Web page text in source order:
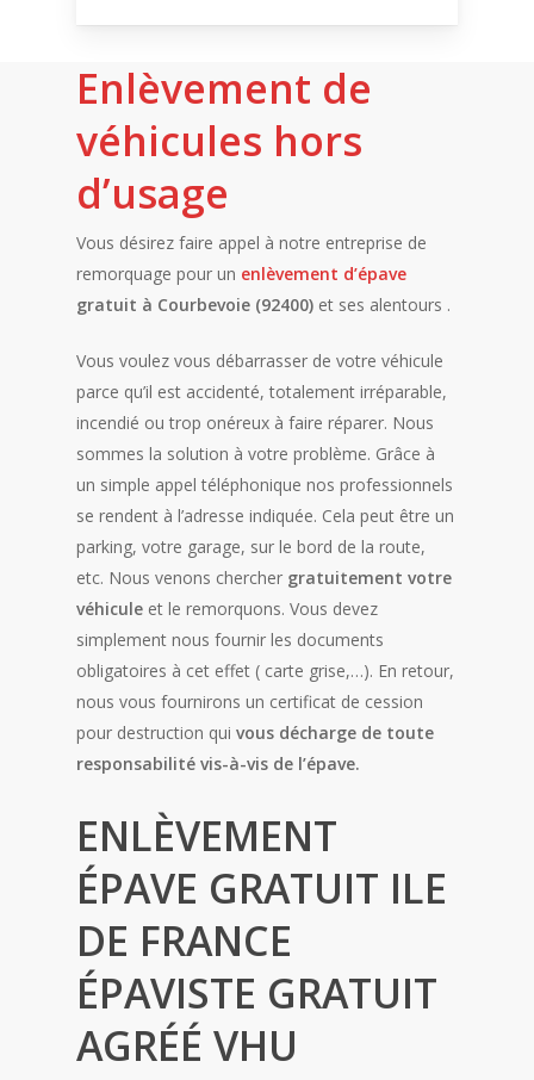
Enlèvement de
véhicules hors
d’usage
Vous désirez faire appel à notre entreprise de
remorquage pour un enlèvement d’épave
gratuit à Courbevoie (92400) et ses alentours .
Vous voulez vous débarrasser de votre véhicule
parce qu’il est accidenté, totalement irréparable,
incendié ou trop onéreux à faire réparer. Nous
sommes la solution à votre problème. Grâce à
un simple appel téléphonique nos professionnels
se rendent à l’adresse indiquée. Cela peut être un
parking, votre garage, sur le bord de la route,
etc. Nous venons chercher gratuitement votre
véhicule et le remorquons. Vous devez
simplement nous fournir les documents
obligatoires à cet effet ( carte grise,…). En retour,
nous vous fournirons un certificat de cession
pour destruction quivous décharge de toute
responsabilité vis-à-vis de l’épave.
ENLÈVEMENT
ÉPAVE GRATUIT ILE
DE FRANCE
ÉPAVISTE GRATUIT
AGRÉÉ VHU